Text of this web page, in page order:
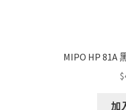
MIPO HP 81A
$
加